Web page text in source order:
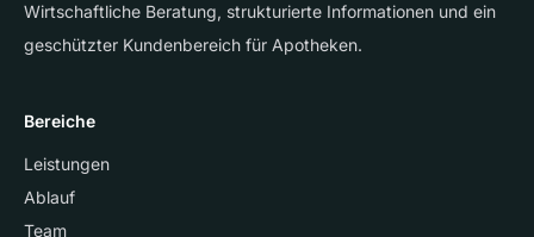
Wirtschaftliche Beratung, strukturierte Informationen und ein
geschützter Kundenbereich für Apotheken.
Bereiche
Leistungen
Ablauf
Team